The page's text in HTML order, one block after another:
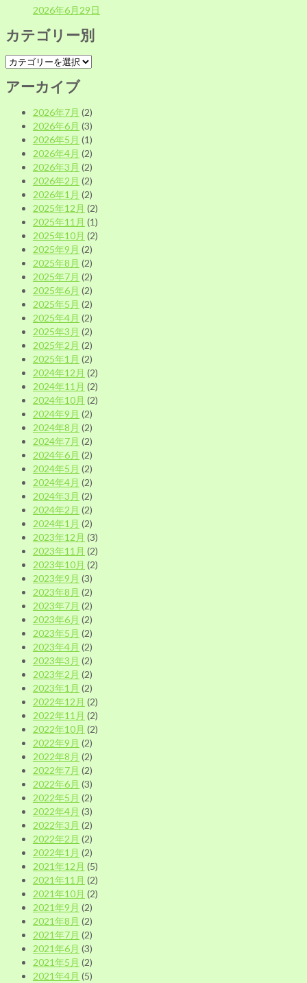
2026年6月29日
カテゴリー別
カ
ゴ
アーカイブ
2026年7月 (2)
2026年6月 (3)
2026年5月 (1)
2026年4月 (2)
2026年3月 (2)
2026年2月 (2)
2026年1月 (2)
2025年12月 (2)
2025年11月 (1)
2025年10月 (2)
2025年9月 (2)
2025年8月 (2)
2025年7月 (2)
2025年6月 (2)
2025年5月 (2)
2025年4月 (2)
2025年3月 (2)
2025年2月 (2)
2025年1月 (2)
2024年12月 (2)
2024年11月 (2)
2024年10月 (2)
2024年9月 (2)
2024年8月 (2)
2024年7月 (2)
2024年6月 (2)
2024年5月 (2)
2024年4月 (2)
2024年3月 (2)
2024年2月 (2)
2024年1月 (2)
2023年12月 (3)
2023年11月 (2)
2023年10月 (2)
2023年9月 (3)
2023年8月 (2)
2023年7月 (2)
2023年6月 (2)
2023年5月 (2)
2023年4月 (2)
2023年3月 (2)
2023年2月 (2)
2023年1月 (2)
2022年12月 (2)
2022年11月 (2)
2022年10月 (2)
2022年9月 (2)
2022年8月 (2)
2022年7月 (2)
2022年6月 (3)
2022年5月 (2)
2022年4月 (3)
2022年3月 (2)
2022年2月 (2)
2022年1月 (2)
2021年12月 (5)
2021年11月 (2)
2021年10月 (2)
2021年9月 (2)
2021年8月 (2)
2021年7月 (2)
2021年6月 (3)
2021年5月 (2)
2021年4月 (5)